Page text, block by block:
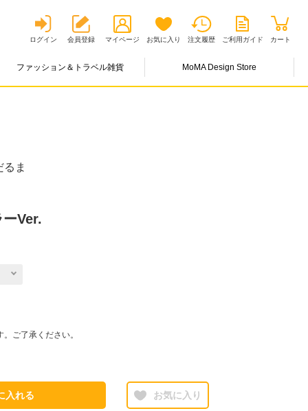
ログイン 会員登録 マイページ お気に入り 注文履歴 ご利用ガイド カート
ファッション＆トラベル雑貨 MoMA Design Store
ま
Ver.
ご了承ください。
入れる お気に入り